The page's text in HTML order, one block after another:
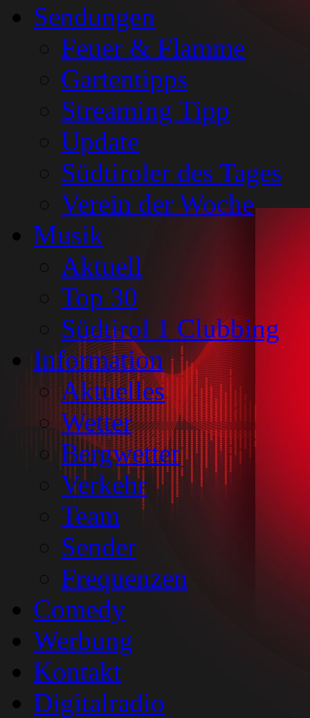
Sendungen
Feuer & Flamme
Gartentipps
Streaming Tipp
Update
Südtiroler des Tages
Verein der Woche
Musik
Aktuell
Top 30
Südtirol 1 Clubbing
Information
Aktuelles
Wetter
Bergwetter
Verkehr
Team
Sender
Frequenzen
Comedy
Werbung
Kontakt
Digitalradio